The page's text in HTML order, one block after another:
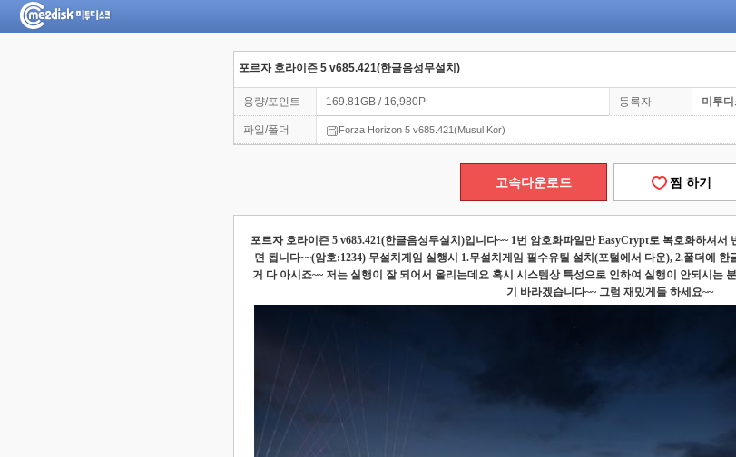
포르자 호라이즌 5 v685.421(한글음성무설치)
용량/포인트 169.81GB / 16,980P 등록자 미투디
파일/폴더 Forza Horizon 5 v685.421(Musul Kor)
고속다운로드 찜 하기
포르자 호라이즌 5 v685.421(한글음성무설치)입니다~~ 1 번 암호화파일만EasyCrypt로 복호화하셔서
면 됩니다~~(암호:1234) 무설치게임 실행시 1.무설치게임 필수유틸 설치(포털에서 다운), 2.폴더에 한
거 다 아시죠~~ 저는 실행이 잘 되어서 올리는데요 혹시 시스템상 특성으로 인하여 실행이 안되시는
기 바라겠습니다~~ 그럼 재밌게들 하세요~~